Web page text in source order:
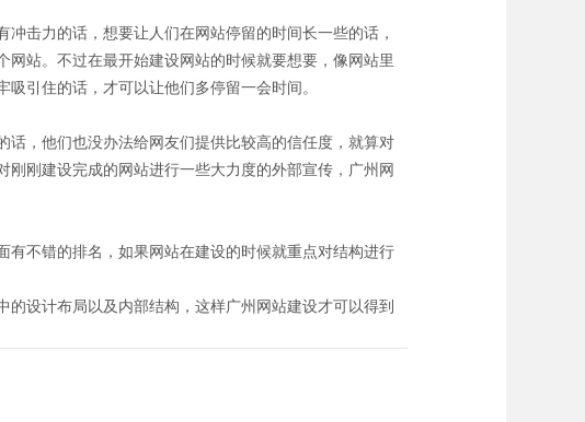
击力的话，想要让人们在网站停留的时间长一些的话，
站。不过在最开始建设网站的时候就要想要，像网站里
引住的话，才可以让他们多停留一会时间。
，他们也没办法给网友们提供比较高的信任度，就算对
刚建设完成的网站进行一些大力度的外部宣传，广州网
不错的排名，如果网站在建设的时候就重点对结构进行
设计布局以及内部结构，这样广州网站建设才可以得到